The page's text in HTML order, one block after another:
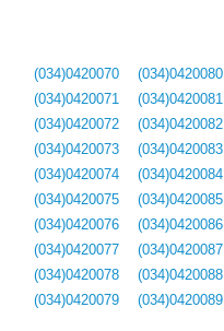
(034)0420070
(034)0420071
(034)0420072
(034)0420073
(034)0420074
(034)0420075
(034)0420076
(034)0420077
(034)0420078
(034)0420079
(034)0420080
(034)0420081
(034)0420082
(034)0420083
(034)0420084
(034)0420085
(034)0420086
(034)0420087
(034)0420088
(034)0420089